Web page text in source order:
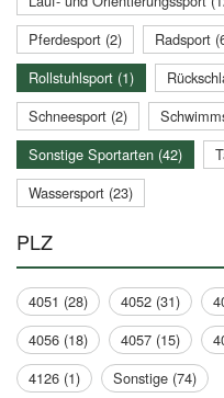
Pferdesport (2)
Radsport
Rollstuhlsport (1)
Schneesport (2)
Sonstige Sportarten (42)
Wassersport (23)
PLZ
4051 (28) 4052 (31)
4056 (18)
4057 (15)
4126 (1)
Sonstige (74)